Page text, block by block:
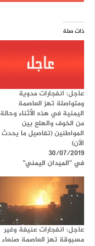
ذات صلة
عاجل: انفجارات مدوية
ومتواصلة تهز العاصمة
اليمنية في هذه الأثناء وحالة
من الخوف والهلع بين
المواطنين (تفاصيل ما يحدث
الآن)
30/07/2019
في "الميدان اليمني"
عاجل: انفجارات عنيفة وغير
مسبوقة تهز العاصمة صنعاء